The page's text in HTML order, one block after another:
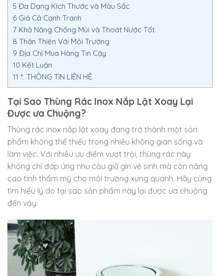
5 Đa Dạng Kích Thước và Màu Sắc
6 Giá Cả Cạnh Tranh
7 Khả Năng Chống Mùi và Thoát Nước Tốt
8 Thân Thiện Với Môi Trường
9 Địa Chỉ Mua Hàng Tin Cậy
10 Kết Luận
11 *. THÔNG TIN LIÊN HỆ
Tại Sao Thùng Rác Inox Nắp Lật Xoay Lại
Được ưa Chuộng?
Thùng rác inox nắp lật xoay đang trở thành một sản
phẩm không thể thiếu trong nhiều không gian sống và
làm việc. Với nhiều ưu điểm vượt trội, thùng rác này
không chỉ đáp ứng nhu cầu giữ gìn vệ sinh mà còn nâng
cao tính thẩm mỹ cho môi trường xung quanh. Hãy cùng
tìm hiểu lý do tại sao sản phẩm này lại được ưa chuộng
đến vậy.